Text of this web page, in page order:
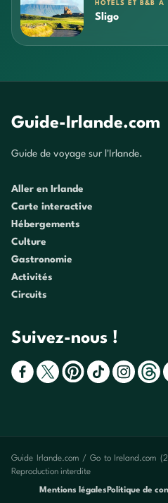
HÔTELS ET B&B À
Sligo
Guide-Irlande.com
Guide de voyage sur l'Irlande.
Aller en Irlande
Carte interactive
Hébergements
Culture
Gastronomie
Activités
Circuits
Suivez-nous !
Guide Irlande.com / Go to Ireland.com
Reproduction interdite
Mentions légalesPolitique de